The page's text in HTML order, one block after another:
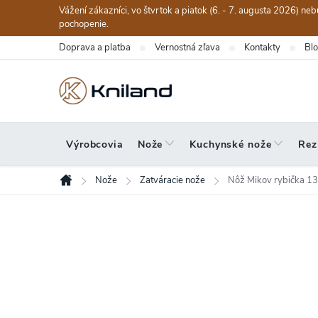
obsah
Vážení zákazníci, vo štvrtok a piatok (6. - 7. augusta 2026)
pochopenie.
Doprava a platba Vernostná zľava Kontakty
Výrobcovia Nože Kuchynské nože
Domov
Nože Zatváracie nože Nôž Mikov rybička